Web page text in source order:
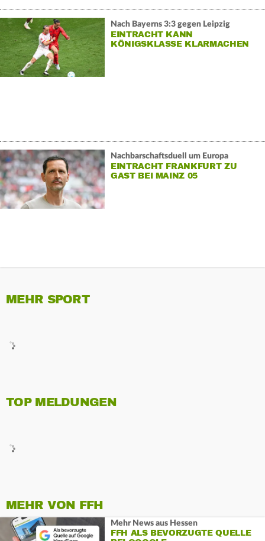
Nach Bayerns 3:3 gegen Leipzig
EINTRACHT KANN
KÖNIGSKLASSE KLARMACHEN
Nachbarschaftsduell um Europa
EINTRACHT FRANKFURT ZU
GAST BEI MAINZ 05
MEHR SPORT
TOP MELDUNGEN
MEHR VON FFH
Mehr News aus Hessen
FFH ALS BEVORZUGTE QUELLE